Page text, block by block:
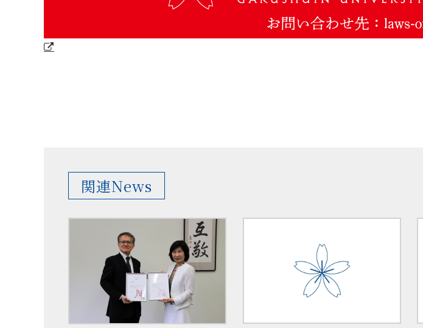
関連News